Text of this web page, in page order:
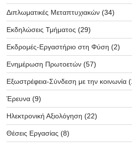
Διπλωματικές Μεταπτυχιακών(34)
Εκδηλώσεις Τμήματος (29)
Εκδρομές-Εργαστήριο στη Φύση (2)
Ενημέρωση Πρωτοετών(57)
Εξωστρέφεια-Σύνδεση με την κοινωνία
Έρευνα(9)
Ηλεκτρονική Αξιολόγηση (22)
Θέσεις Εργασίας (8)